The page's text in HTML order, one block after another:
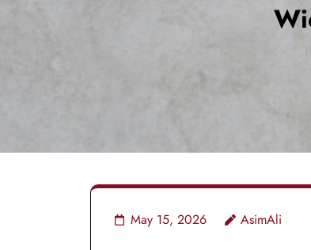
May 15, 2026 AsimAli